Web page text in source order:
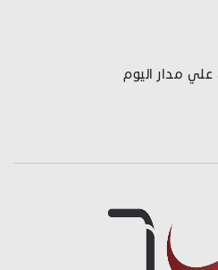
علي مدار اليوم